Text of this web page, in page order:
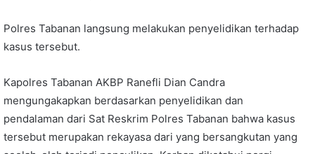
Polres Tabanan langsung melakukan penyelidikan terhadap
kasus tersebut.
Kapolres Tabanan AKBP Ranefli Dian Candra
mengungakapkan berdasarkan penyelidikan dan
pendalaman dari Sat Reskrim Polres Tabanan bahwa kasus
tersebut merupakan rekayasa dari yang bersangkutan yang